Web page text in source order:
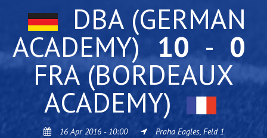
DBA (GERMAN
ACADEMY) 10 - 0
FRA (BORDEAUX
ACADEMY)
16 Apr 2016 - 10:00 Praha Eagles, Feld 1